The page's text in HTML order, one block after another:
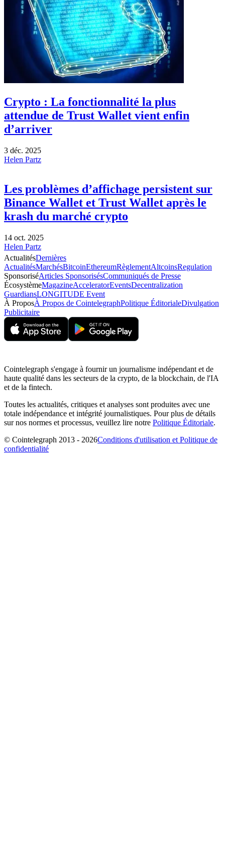
Crypto : La fonctionnalité la plus
attendue de Trust Wallet vient enfin
d’arriver
3 déc. 2025
Helen Partz
Les problèmes d’affichage persistent sur
Binance Wallet et Trust Wallet après le
krash du marché crypto
14 oct. 2025
Helen Partz
ActualitésDernières
ActualitésMarchésBitcoinEthereumRèglementAltcoinsRegulation
SponsoriséArticles SponsorisésCommuniqués de Presse
ÉcosystèmeMagazineAcceleratorEventsDecentralization
GuardiansLONGITUDE Event
À ProposÀ Propos de CointelegraphPolitique ÉditorialeDivulgation
Publicitaire
Cointelegraph s'engage à fournir un journalisme indépendant et de
haute qualité dans les secteurs de la crypto, de la blockchain, de l'IA
et de la fintech.
Toutes les actualités, critiques et analyses sont produites avec une
totale indépendance et intégrité journalistiques. Pour plus de détails
sur nos normes et processus, veuillez lire notre Politique Éditoriale.
© Cointelegraph 2013 - 2026Conditions d'utilisation et Politique de
confidentialité